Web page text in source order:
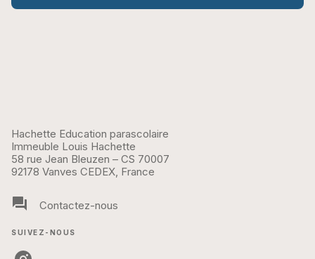
Hachette Education parascolaire
Immeuble Louis Hachette
58 rue Jean Bleuzen – CS 70007
92178 Vanves CEDEX, France
question_answer Contactez-nous
SUIVEZ-NOUS